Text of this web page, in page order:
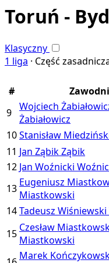
Toruń -
Klasyczny
1 liga · Część
#
9 Wojciech
Żabiałowicz
10Stanisław
11 Jan ZąbikZąbik
12 Jan Woźnicki
13 Eugeniusz
Miastkowski
14Tadeusz Wiśniewski
15 Czesław
Miastkowski
Marek